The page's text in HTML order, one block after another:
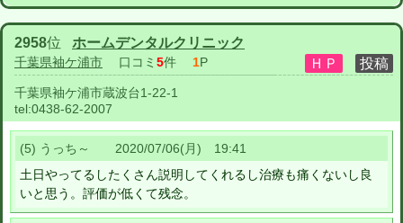
2958位 ホームデンタルクリニック
千葉県袖ケ浦市 口コミ 5件 1P
千葉県袖ケ浦市蔵波台1-22-1
tel:0438-62-2007
(5) うっち～ 2020/07/06(月) 19:41
土日やってるしたくさん説明してくれるし治療も痛くないし良
いと思う。評価が低くて残念。